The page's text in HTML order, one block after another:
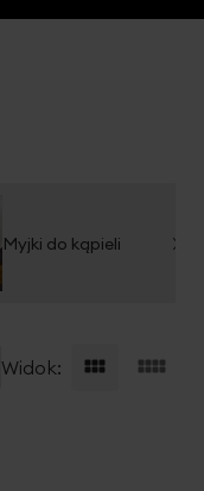
Myjki do kąpieli
Widok: